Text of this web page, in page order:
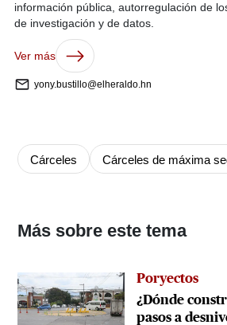
información pública, autorregulación de
de investigación y de datos.
Ver más
yony.bustillo@elheraldo.hn
Cárceles Cárceles de máxima
Más sobre este tema
Poryectos
¿Dónde
pasos a